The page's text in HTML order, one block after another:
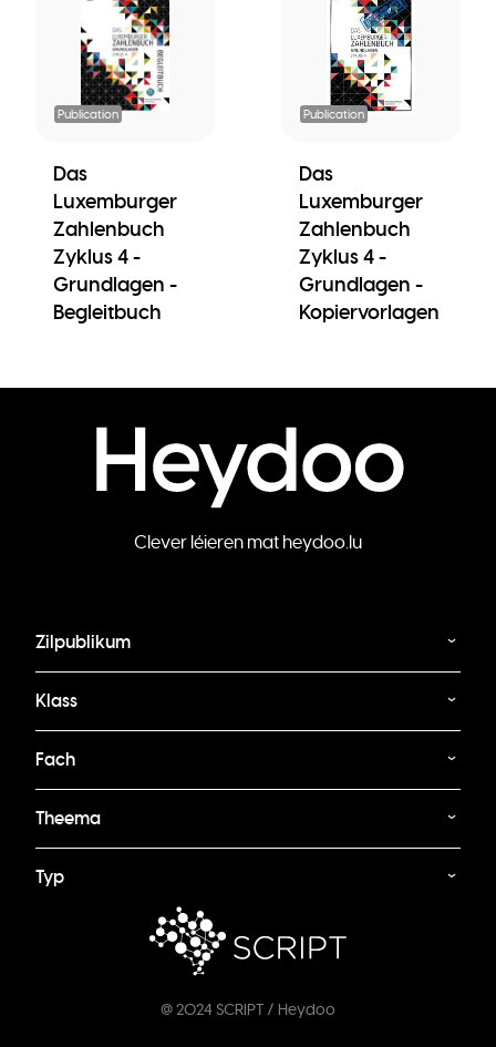
Publication
Das
Luxemburger
Zahlenbuch
Zyklus 4 -
Grundlagen -
Begleitbuch
Publication
Das
Luxemburger
Zahlenbuch
Zyklus 4 -
Grundlagen -
Kopiervorlagen
Clever léieren mat heydoo.lu
Zilpublikum
Klass
Fach
Theema
Typ
@ 2024 SCRIPT / Heydoo